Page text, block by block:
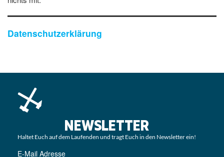
Datenschutzerklärung
NEWSLETTER
Haltet Euch auf dem Laufenden und tragt Euch in den Newsletter ein!
E-Mail Adresse